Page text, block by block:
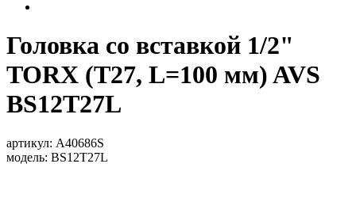
Головка со вставкой 1/2"
TORX (T27, L=100 мм) AVS
BS12T27L
артикул: A40686S
модель: BS12T27L